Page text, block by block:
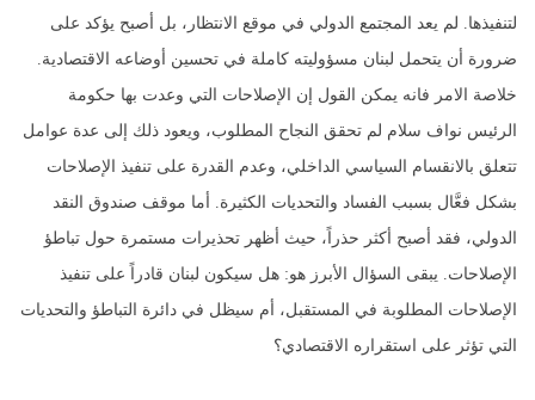
لتنفيذها. لم يعد المجتمع الدولي في موقع الانتظار، بل أصبح يؤكد على
ضرورة أن يتحمل لبنان مسؤوليته كاملة في تحسين أوضاعه الاقتصادية.
خلاصة الامر فانه يمكن القول إن الإصلاحات التي وعدت بها حكومة
الرئيس نواف سلام لم تحقق النجاح المطلوب، ويعود ذلك إلى عدة عوامل
تتعلق بالانقسام السياسي الداخلي، وعدم القدرة على تنفيذ الإصلاحات
بشكل فعَّال بسبب الفساد والتحديات الكثيرة. أما موقف صندوق النقد
الدولي، فقد أصبح أكثر حذراً، حيث أظهر تحذيرات مستمرة حول تباطؤ
الإصلاحات. يبقى السؤال الأبرز هو: هل سيكون لبنان قادراً على تنفيذ
الإصلاحات المطلوبة في المستقبل، أم سيظل في دائرة التباطؤ والتحديات
التي تؤثر على استقراره الاقتصادي؟